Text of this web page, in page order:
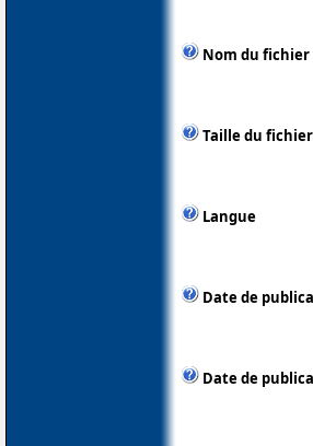
Nom du fichier
Taille du fichier
Langue
Date de
Date de